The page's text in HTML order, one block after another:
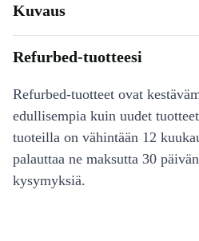
Kuvaus
Refurbed-tuotteesi
Refurbed-tuotteet ovat
edullisempia kuin uudet
tuoteilla on vähintään 12
palauttaa ne maksutta 30
kysymyksiä.